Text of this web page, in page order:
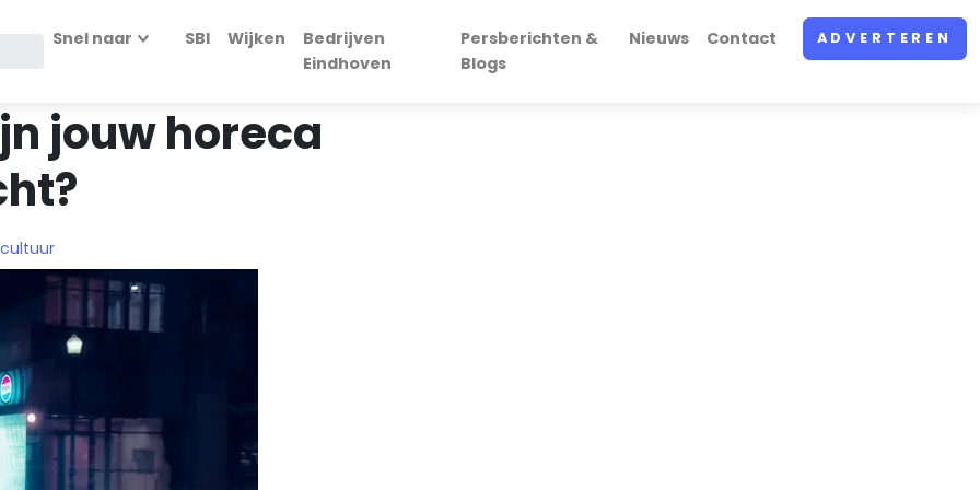
Snel naar SBI Wijken
Bedrijven
Eindhoven
Persberichten &
Blogs
Nieuws Contact ADVERTEREN
jouw horeca